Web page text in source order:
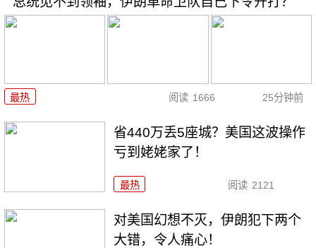
最热 阅读 1666 25分钟前
省440万丢5座城？美国这波操作
亏到姥姥家了！
最热 阅读 2121
对美国幻想不灭，伊朗犯下两个
大错，令人痛心！